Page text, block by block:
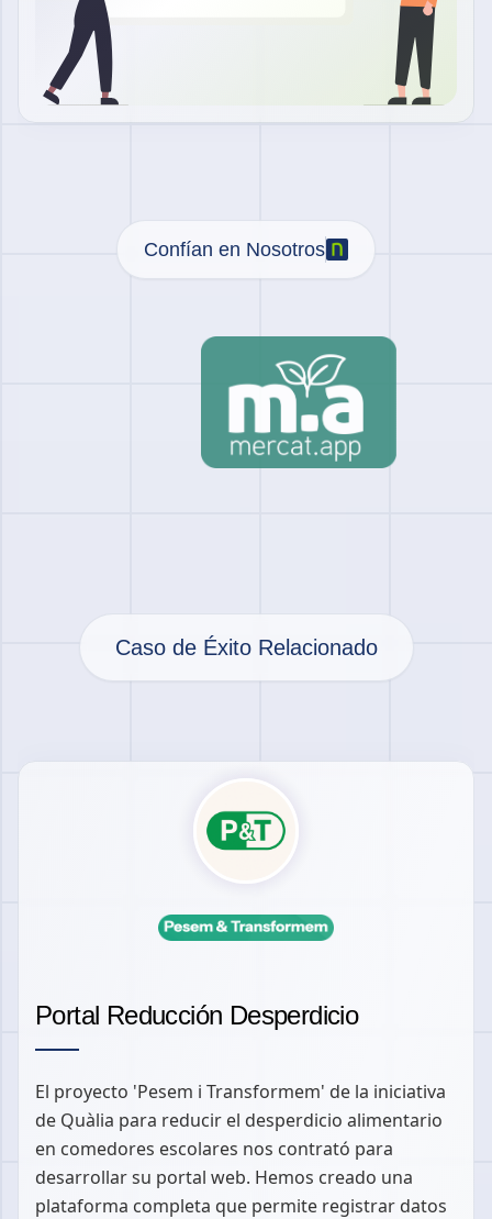
Confían en Nosotros
Caso de Éxito Relacionado
Portal Reducción Desperdicio
El proyecto 'Pesem i Transformem' de la iniciativa
de Quàlia para reducir el desperdicio alimentario
en comedores escolares nos contrató para
desarrollar su portal web. Hemos creado una
plataforma completa que permite registrar datos